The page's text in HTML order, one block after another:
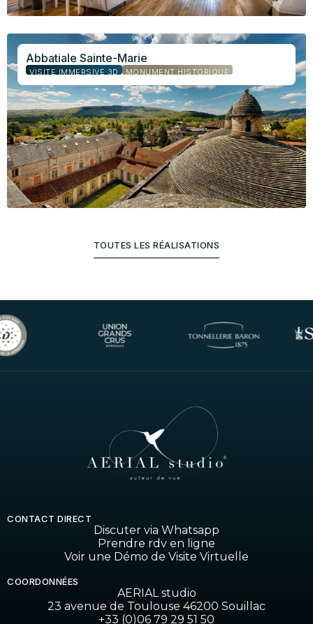
Abbatiale Sainte-Marie
VISITE IMMERSIVE 3D MONUMENT HISTORIQUE
TOUTES LES RÉALISATIONS
COORDONNÉES
AERIAL studio
23 avenue de Toulouse 46200 Souillac
+33 (0)06 79 29 51 50
CONTACT DIRECT
Discuter via Whatsapp
Prendre rdv en ligne
Voir une Démo de Visite Virtuelle